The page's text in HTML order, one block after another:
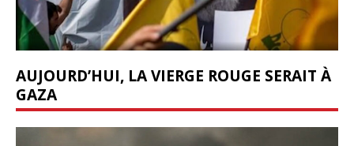
AUJOURD’HUI, LA VIERGE ROUGE SERAIT À
GAZA